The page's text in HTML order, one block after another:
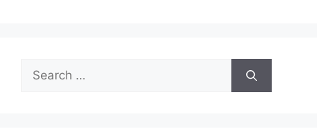
Search
for: